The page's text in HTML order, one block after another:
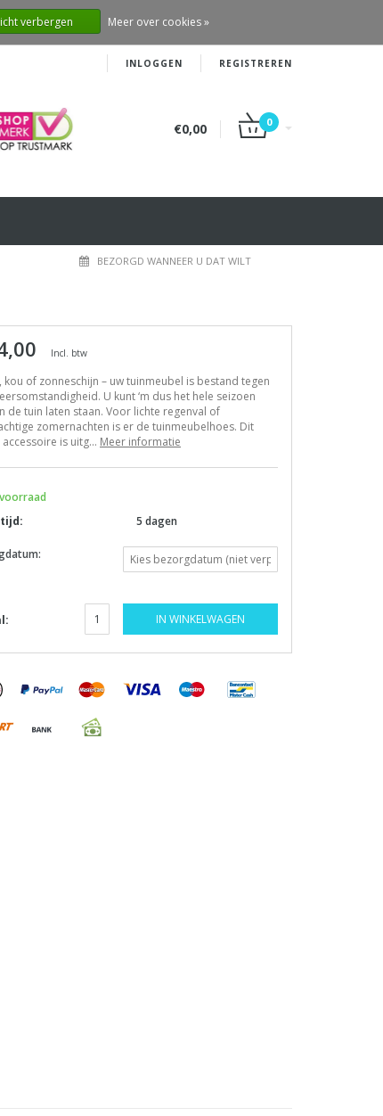
INLOGGEN REGISTREREN
€0,00 0
BEZORGD WANNEER U DAT WILT
Incl. btw
kou of zonneschijn – uw tuinmeubel is bestand tegen
U kunt ‘m dus het hele seizoen
de tuin laten staan. Voor lichte regenval of
zomernachten is er de tuinmeubelhoes. Dit
is uitg... Meer informatie
5 dagen
IN WINKELWAGEN
verbergen Meer over cookies »